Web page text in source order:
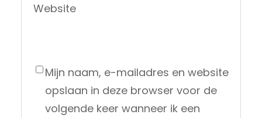
Website
Mijn naam, e-mailadres en website
opslaan in deze browser voor de
volgende keer wanneer ik een